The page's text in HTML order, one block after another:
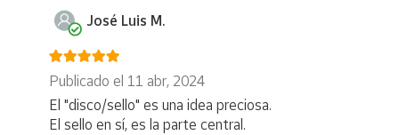
José Luis M.
Publicado el 11 abr, 2024
El "disco/sello" es una idea preciosa.
El sello en sí, es la parte central.